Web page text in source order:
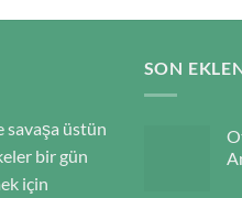
savaşa üstün
bir gün
için
SON